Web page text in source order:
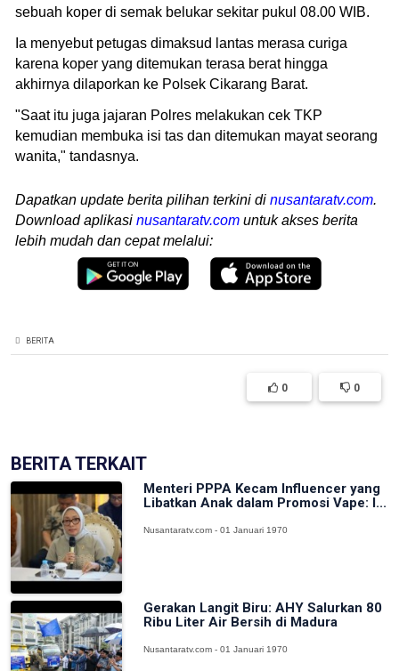
sebuah koper di semak belukar sekitar pukul 08.00 WIB.
Ia menyebut petugas dimaksud lantas merasa curiga
karena koper yang ditemukan terasa berat hingga
akhirnya dilaporkan ke Polsek Cikarang Barat.
"Saat itu juga jajaran Polres melakukan cek TKP
kemudian membuka isi tas dan ditemukan mayat seorang
wanita," tandasnya.
Dapatkan update berita pilihan terkini di nusantaratv.com.
Download aplikasi nusantaratv.com untuk akses berita
lebih mudah dan cepat melalui:
BERITA
0 0
BERITA TERKAIT
Menteri PPPA Kecam Influencer yang
Libatkan Anak dalam Promosi Vape: I...
Nusantaratv.com - 01 Januari 1970
Gerakan Langit Biru: AHY Salurkan 80
Ribu Liter Air Bersih di Madura
Nusantaratv.com - 01 Januari 1970